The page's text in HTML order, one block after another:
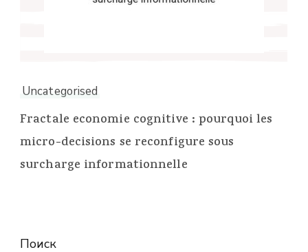
Uncategorised
Fractale economie cognitive : pourquoi les
micro-decisions se reconfigure sous
surcharge informationnelle
Поиск